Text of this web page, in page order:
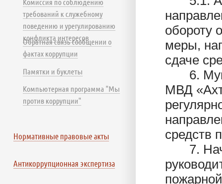
обороту
меры,
сдаче
6.
МВД
средств
7.
требований к служебному
поведению и урегулированию
конфликта интересов
Обратная связь сообщении о
фактах коррупции
Памятки и буклеты
Компьютерная программа "Мы
против коррупции"
Нормативные правовые акты
Антикоррупционная экспертиза